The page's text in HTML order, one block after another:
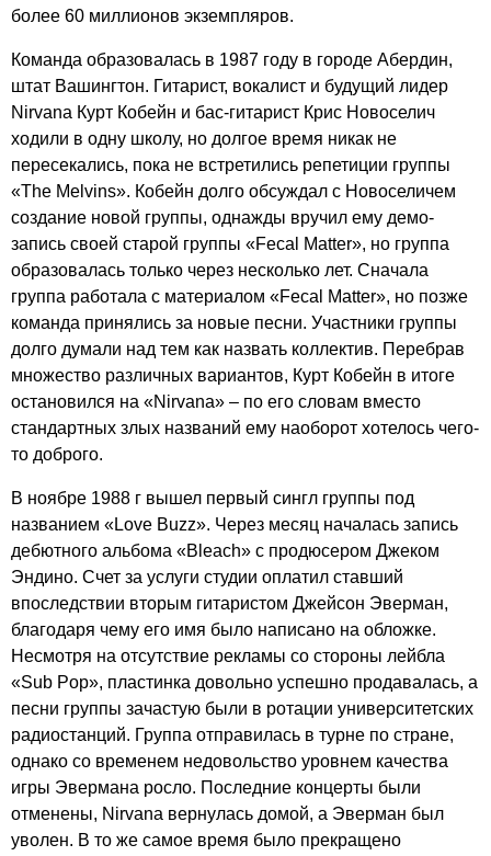
более 60 миллионов экземпляров.
Команда образовалась в 1987 году в городе Абердин,
штат Вашингтон. Гитарист, вокалист и будущий лидер
Nirvana Курт Кобейн и бас-гитарист Крис Новоселич
ходили в одну школу, но долгое время никак не
пересекались, пока не встретились репетиции группы
«The Melvins». Кобейн долго обсуждал с Новоселичем
создание новой группы, однажды вручил ему демо-
запись своей старой группы «Fecal Matter», но группа
образовалась только через несколько лет. Сначала
группа работала с материалом «Fecal Matter», но позже
команда принялись за новые песни. Участники группы
долго думали над тем как назвать коллектив. Перебрав
множество различных вариантов, Курт Кобейн в итоге
остановился на «Nirvana» – по его словам вместо
стандартных злых названий ему наоборот хотелось чего-
то доброго.
В ноябре 1988 г вышел первый сингл группы под
названием «Love Buzz». Через месяц началась запись
дебютного альбома «Bleach» с продюсером Джеком
Эндино. Счет за услуги студии оплатил ставший
впоследствии вторым гитаристом Джейсон Эверман,
благодаря чему его имя было написано на обложке.
Несмотря на отсутствие рекламы со стороны лейбла
«Sub Pop», пластинка довольно успешно продавалась, а
песни группы зачастую были в ротации университетских
радиостанций. Группа отправилась в турне по стране,
однако со временем недовольство уровнем качества
игры Эвермана росло. Последние концерты были
отменены, Nirvana вернулась домой, а Эверман был
уволен. В то же самое время было прекращено